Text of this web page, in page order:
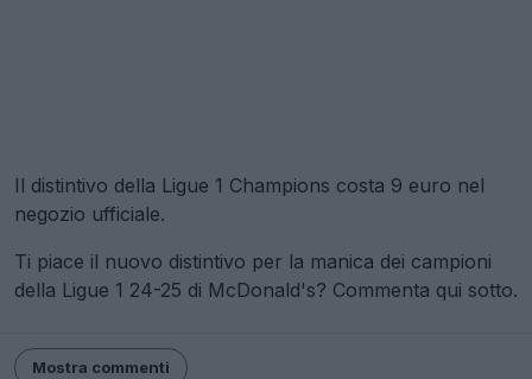
Il distintivo della Ligue 1 Champions costa 9 euro nel
negozio ufficiale.
Ti piace il nuovo distintivo per la manica dei campioni
della Ligue 1 24-25 di McDonald's? Commenta qui sotto.
Mostra commenti